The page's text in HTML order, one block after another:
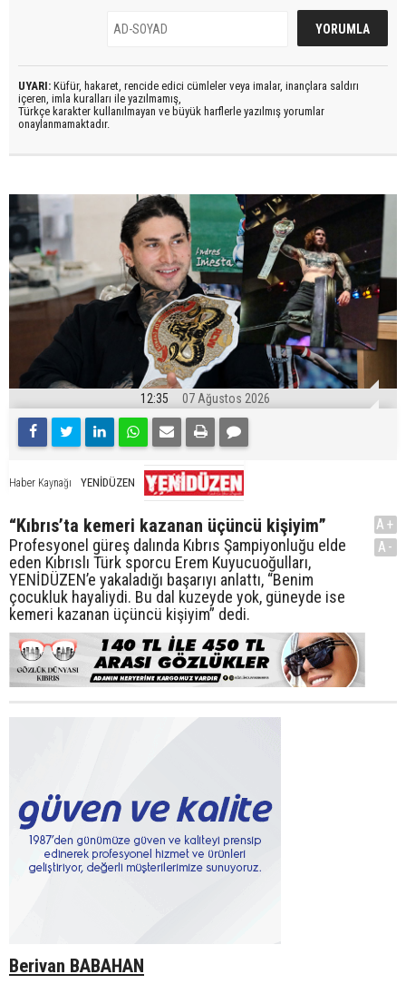
UYARI: Küfür, hakaret, rencide edici cümleler veya imalar, inançlara saldırı
içeren, imla kuralları ile yazılmamış,
Türkçe karakter kullanılmayan ve büyük harflerle yazılmış yorumlar
onaylanmamaktadır.
12:35 07 Ağustos 2026
Haber Kaynağı YENİDÜZEN
“Kıbrıs’ta kemeri kazanan üçüncü kişiyim”
Profesyonel güreş dalında Kıbrıs Şampiyonluğu elde
eden Kıbrıslı Türk sporcu Erem Kuyucuoğulları,
YENİDÜZEN’e yakaladığı başarıyı anlattı, “Benim
çocukluk hayaliydi. Bu dal kuzeyde yok, güneyde ise
kemeri kazanan üçüncü kişiyim” dedi.
A+
A-
Berivan BABAHAN